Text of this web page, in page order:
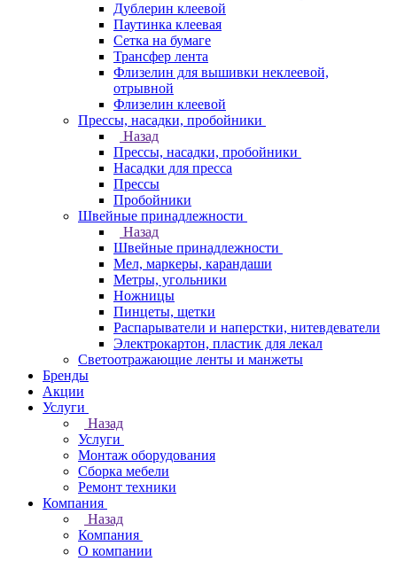
Дублерин клеевой
Паутинка клеевая
Сетка на бумаге
Трансфер лента
Флизелин для вышивки неклеевой,
отрывной
Флизелин клеевой
Прессы, насадки, пробойники
Назад
Прессы, насадки, пробойники
Насадки для пресса
Прессы
Пробойники
Швейные принадлежности
Назад
Швейные принадлежности
Мел, маркеры, карандаши
Метры, угольники
Ножницы
Пинцеты, щетки
Распарыватели и наперстки, нитевдеватели
Электрокартон, пластик для лекал
Светоотражающие ленты и манжеты
Бренды
Акции
Услуги
Назад
Услуги
Монтаж оборудования
Сборка мебели
Ремонт техники
Компания
Назад
Компания
О компании